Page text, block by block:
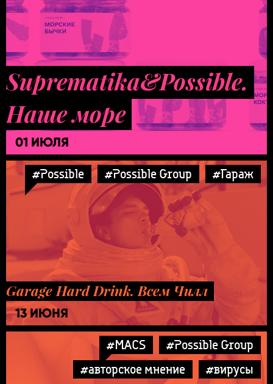
Suprematika&Possible.
Наше море
01 ИЮЛЯ
#Possible #Possible Group #Гараж
Garage Hard Drink. Всем Чилл
13 ИЮНЯ
#MACS
#Possible Group
#авторское мнение
#вирусы